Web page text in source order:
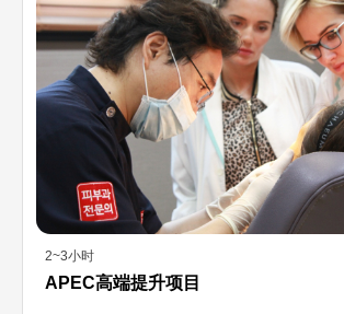
2~3小时
APEC高端提升项目